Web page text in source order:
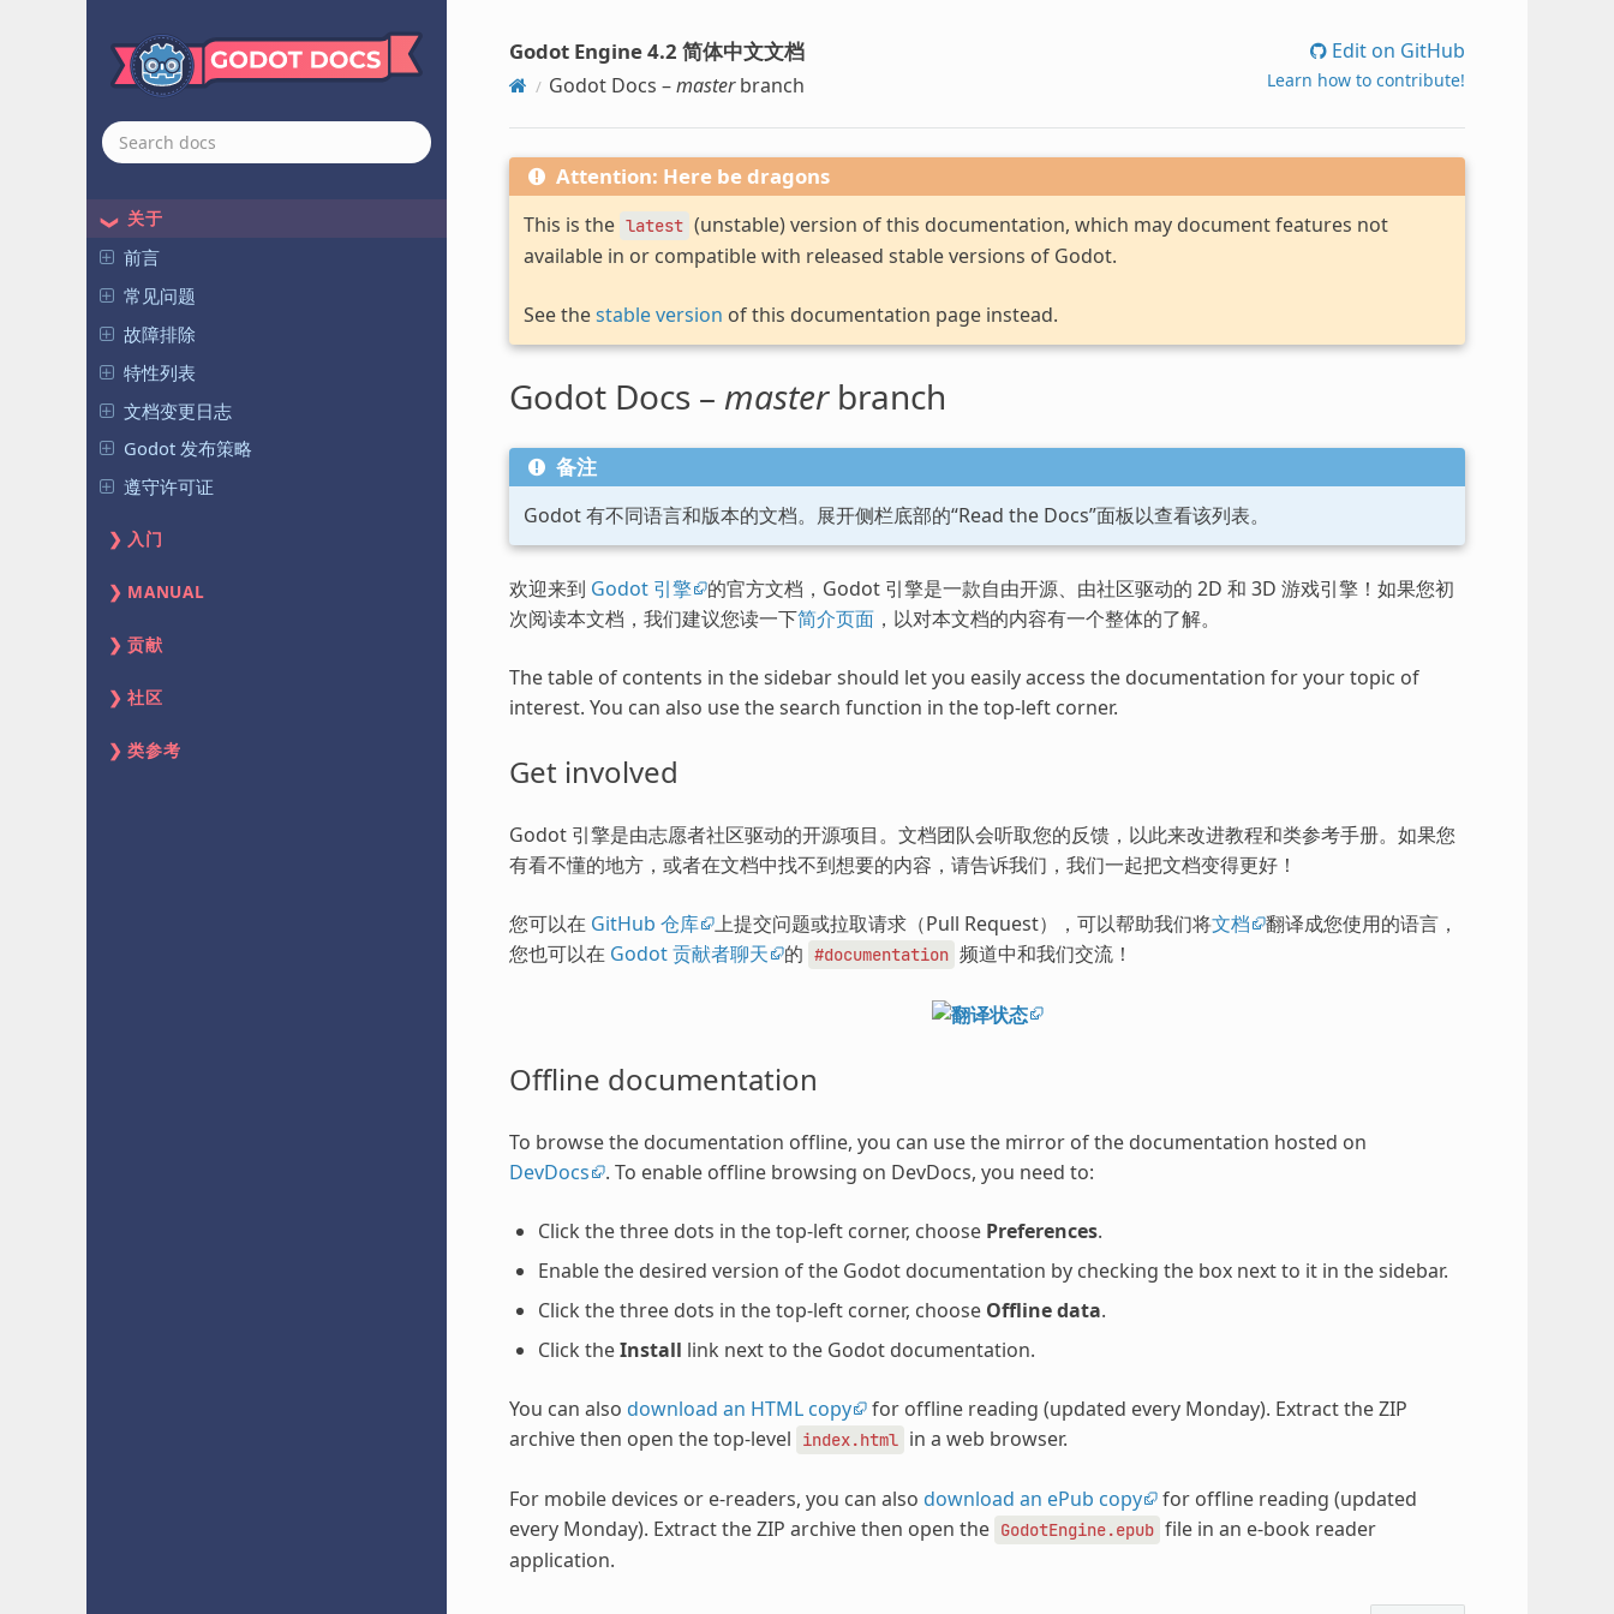
关于
前言
常见问题
故障排除
特性列表
文档变更日志
Godot 发布策略
遵守许可证
入门
MANUAL
贡献
社区
类参考
Godot Engine 4.2 简体中文文档
Godot Docs –masterbranch
Edit on GitHub
Learn how to contribute!
Attention: Here be dragons
This is the latest (unstable) version of this documentation, which may document features not
available in or compatible with released stable versions of Godot.
See thestable version of this documentation page instead.
Godot Docs – masterbranch
备注
Godot 有不同语言和版本的文档。展开侧栏底部的“Read the Docs”面板以查看该列表。
欢迎来到 Godot 引擎 的官方文档，Godot 引擎是一款自由开源、由社区驱动的 2D 和 3D 游戏引擎！如果您初
次阅读本文档，我们建议您读一下简介页面，以对本文档的内容有一个整体的了解。
The table of contents in the sidebar should let you easily access the documentation for your topic of
interest. You can also use the search function in the top-left corner.
Get involved
Godot 引擎是由志愿者社区驱动的开源项目。文档团队会听取您的反馈，以此来改进教程和类参考手册。如果您
有看不懂的地方，或者在文档中找不到想要的内容，请告诉我们，我们一起把文档变得更好！
您可以在 GitHub 仓库 上提交问题或拉取请求（Pull Request），可以帮助我们将文档
翻译成您使用的语言，
您也可以在 Godot 贡献者聊天 的 #documentation 频道中和我们交流！
Offline documentation
To browse the documentation offline, you can use the mirror of the documentation hosted on
DevDocs
. To enable offline browsing on DevDocs, you need to:
Click the three dots in the top-left corner, choose Preferences.
Enable the desired version of the Godot documentation by checking the box next to it in the sidebar.
Click the three dots in the top-left corner, choose Offline data.
Click theInstall link next to the Godot documentation.
You can also download an HTML copy for offline reading (updated every Monday). Extract the ZIP
archive then open the top-level
index.html in a web browser.
For mobile devices or e-readers, you can also download an ePub copy for offline reading (updated
every Monday). Extract the ZIP archive then open the GodotEngine.epub file in an e-book reader
application.